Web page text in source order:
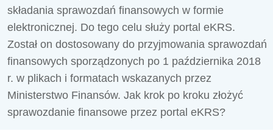
składania sprawozdań finansowych w formie
elektronicznej. Do tego celu służy portal eKRS.
Został on dostosowany do przyjmowania sprawozdań
finansowych sporządzonych po 1 października 2018
r. w plikach i formatach wskazanych przez
Ministerstwo Finansów. Jak krok po kroku złożyć
sprawozdanie finansowe przez portal eKRS?